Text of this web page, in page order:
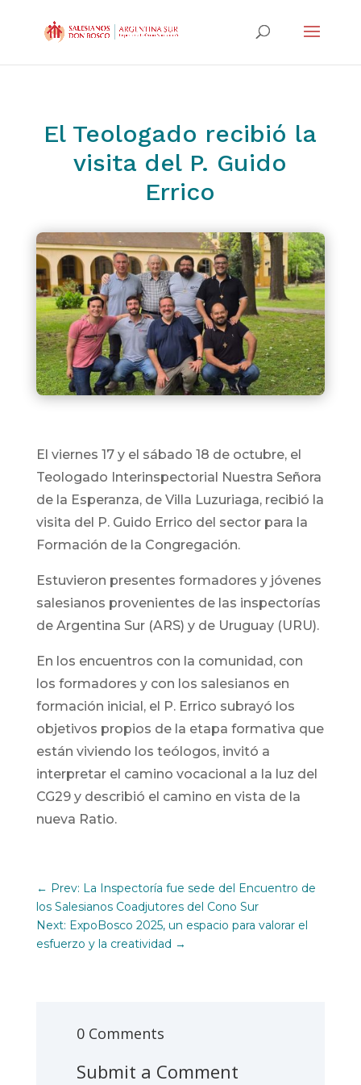
El Teologado recibió la
visita del P. Guido
Errico
El viernes 17 y el sábado 18 de octubre, el
Teologado Interinspectorial Nuestra Señora
de la Esperanza, de Villa Luzuriaga, recibió la
visita del P. Guido Errico del sector para la
Formación de la Congregación.
Estuvieron presentes formadores y jóvenes
salesianos provenientes de las inspectorías
de Argentina Sur (ARS) y de Uruguay (URU).
En los encuentros con la comunidad, con
los formadores y con los salesianos en
formación inicial, el P. Errico subrayó los
objetivos propios de la etapa formativa que
están viviendo los teólogos, invitó a
interpretar el camino vocacional a la luz del
CG29 y describió el camino en vista de la
nueva Ratio.
← Prev: La Inspectoría fue sede del Encuentro de
los Salesianos Coadjutores del Cono Sur
Next: ExpoBosco 2025, un espacio para valorar el
esfuerzo y la creatividad →
0 Comments
Submit a Comment